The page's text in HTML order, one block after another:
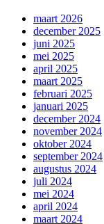
maart 2026
december 2025
juni 2025
mei 2025
april 2025
maart 2025
februari 2025
januari 2025
december 2024
november 2024
oktober 2024
september 2024
augustus 2024
juli 2024
mei 2024
april 2024
maart 2024